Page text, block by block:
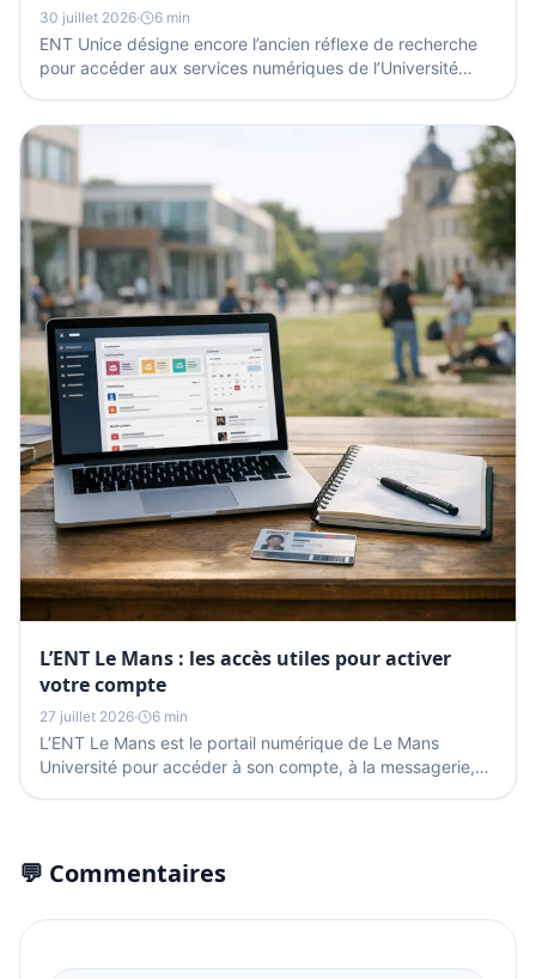
30 juillet 2026· 6 min
ENT Unice désigne encore l’ancien réflexe de recherche
pour accéder aux services numériques de l’Université
L’ENT Le Mans : les accès utiles pour activer
votre compte
27 juillet 2026· 6 min
L’ENT Le Mans est le portail numérique de Le Mans
Université pour accéder à son compte, à la messagerie,
💬 Commentaires